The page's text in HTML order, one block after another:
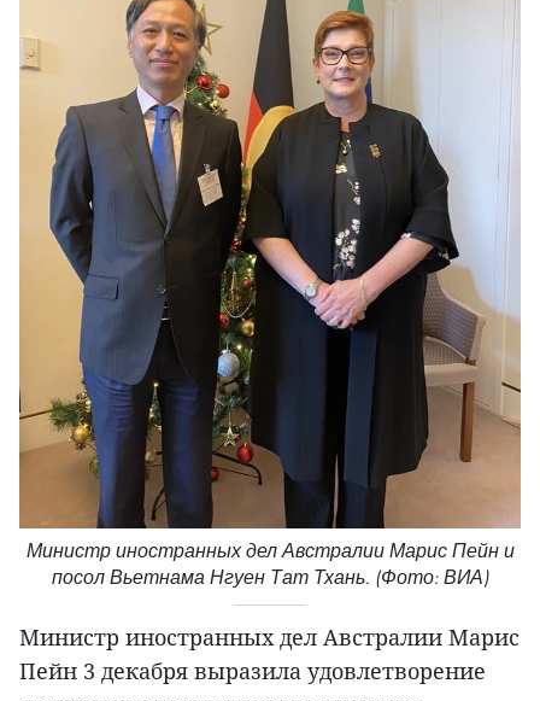
Министр иностранных дел Австралии Марис Пейн и
посол Вьетнама Нгуен Тат Тхань. (Фото: ВИА)
Министр иностранных дел Австралии Марис
Пейн 3 декабря выразила удовлетворение